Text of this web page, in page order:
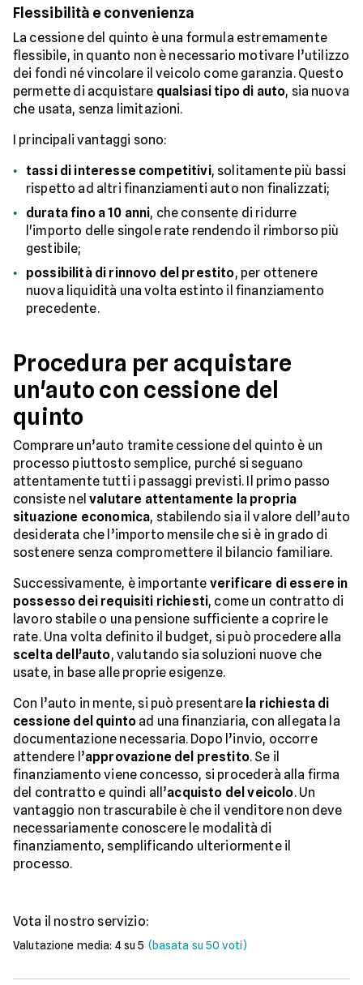
Flessibilità e convenienza
La cessione del quinto è una formula estremamente
flessibile, in quanto non è necessario motivare l’utilizzo
dei fondi né vincolare il veicolo come garanzia. Questo
permette di acquistare qualsiasi tipo di auto, sia nuova
che usata, senza limitazioni.
I principali vantaggi sono:
tassi di interesse competitivi, solitamente più bassi
rispetto ad altri finanziamenti auto non finalizzati;
durata fino a 10 anni, che consente di ridurre
l'importo delle singole rate rendendo il rimborso più
gestibile;
possibilità di rinnovo del prestito, per ottenere
nuova liquidità una volta estinto il finanziamento
precedente.
Procedura per acquistare
un'auto con cessione del
quinto
Comprare un’auto tramite cessione del quinto è un
processo piuttosto semplice, purché si seguano
attentamente tutti i passaggi previsti. Il primo passo
consiste nelvalutare attentamente la propria
situazione economica, stabilendo sia il valore dell’auto
desiderata che l’importo mensile che si è in grado di
sostenere senza compromettere il bilancio familiare.
Successivamente, è importante verificare di essere in
possesso dei requisiti richiesti, come un contratto di
lavoro stabile o una pensione sufficiente a coprire le
rate. Una volta definito il budget, si può procedere alla
scelta dell’auto, valutando sia soluzioni nuove che
usate, in base alle proprie esigenze.
Con l’auto in mente, si può presentare la richiesta di
cessione del quinto ad una finanziaria, con allegata la
documentazione necessaria. Dopo l’invio, occorre
attendere l’approvazione del prestito. Se il
finanziamento viene concesso, si procederà alla firma
del contratto e quindi all’acquisto del veicolo. Un
vantaggio non trascurabile è che il venditore non deve
necessariamente conoscere le modalità di
finanziamento, semplificando ulteriormente il
processo.
Vota il nostro servizio:
Valutazione media: 4su 5 (basata su50 voti)